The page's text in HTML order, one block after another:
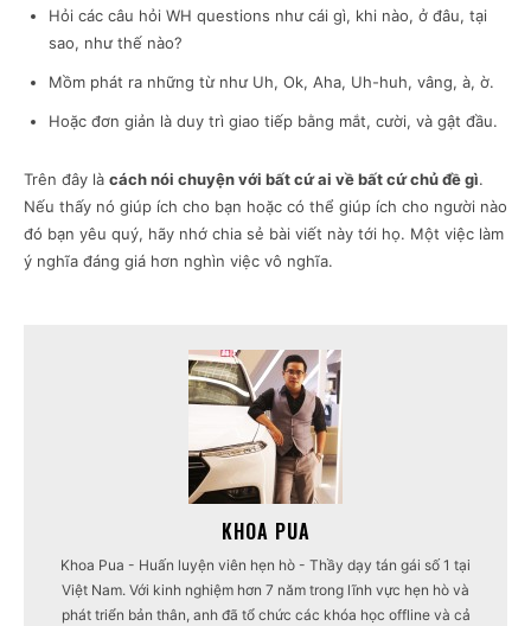
Hỏi các câu hỏi WH questions như cái gì, khi nào, ở đâu, tại
sao, như thế nào?
Mồm phát ra những từ như Uh, Ok, Aha, Uh-huh, vâng, à, ờ.
Hoặc đơn giản là duy trì giao tiếp bằng mắt, cười, và gật đầu.
Trên đây là cách nói chuyện với bất cứ ai về bất cứ chủ đề gì.
Nếu thấy nó giúp ích cho bạn hoặc có thể giúp ích cho người nào
đó bạn yêu quý, hãy nhớ chia sẻ bài viết này tới họ. Một việc làm
ý nghĩa đáng giá hơn nghìn việc vô nghĩa.
KHOA PUA
Khoa Pua - Huấn luyện viên hẹn hò - Thầy dạy tán gái số 1 tại
Việt Nam. Với kinh nghiệm hơn 7 năm trong lĩnh vực hẹn hò và
phát triển bản thân, anh đã tổ chức các khóa học offline và cả